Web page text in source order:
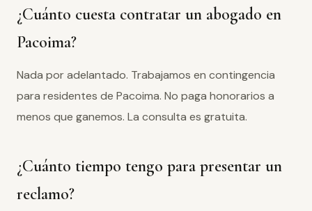
¿Cuánto cuesta contratar un abogado en
Pacoima?
Nada por adelantado. Trabajamos en contingencia
para residentes de Pacoima. No paga honorarios a
menos que ganemos. La consulta es gratuita.
¿Cuánto tiempo tengo para presentar un
reclamo?